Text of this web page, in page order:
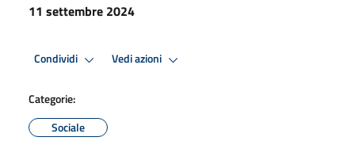
11 settembre 2024
Condividi Vedi azioni
Categorie:
Sociale